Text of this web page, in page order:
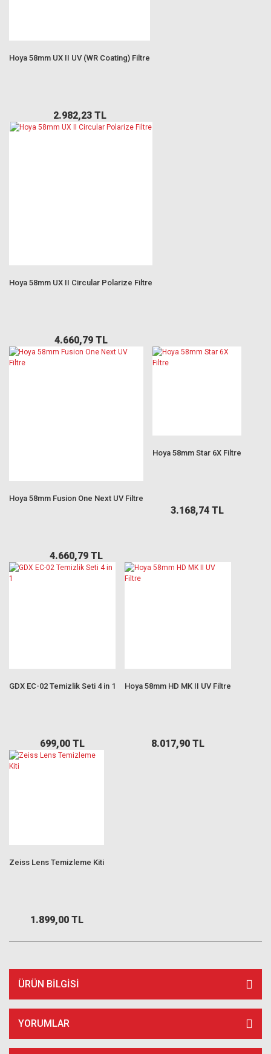
Hoya 58mm UX II UV (WR Coating) Filtre
2.982,23 TL
Hoya 58mm UX II Circular Polarize Filtre
4.660,79 TL
Hoya 58mm Fusion One Next UV Filtre
4.660,79 TL
Hoya 58mm Star 6X Filtre
3.168,74 TL
GDX EC-02 Temizlik Seti 4 in 1
699,00 TL
Hoya 58mm HD MK II UV Filtre
8.017,90 TL
Zeiss Lens Temizleme Kiti
1.899,00 TL
ÜRÜN BILGISI
YORUMLAR